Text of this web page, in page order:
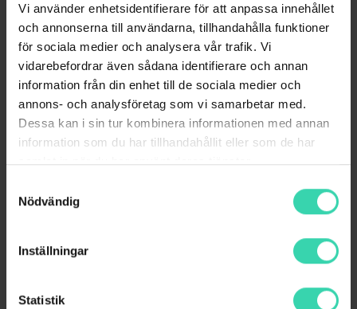
Vi använder enhetsidentifierare för att anpassa innehållet
och annonserna till användarna, tillhandahålla funktioner
för sociala medier och analysera vår trafik. Vi
vidarebefordrar även sådana identifierare och annan
information från din enhet till de sociala medier och
annons- och analysföretag som vi samarbetar med.
Dessa kan i sin tur kombinera informationen med annan
information som du har tillhandahållit eller som de har
samlat in när du har använt deras tjänster.
Nödvändig
Inställningar
Statistik
Kampanjvillkor
Bindningstid: 12 månader
Startavgift: 0 kr
Erbjudandet gäller endast nykund.